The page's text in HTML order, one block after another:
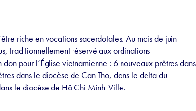
riche en vocations sacerdotales. Au mois de juin
traditionnellement réservé aux ordinations
pour l’Église vietnamienne : 6 nouveaux prêtres dans
dans le diocèse de Can Tho, dans le delta du
le diocèse de Hô Chi Minh-Ville.